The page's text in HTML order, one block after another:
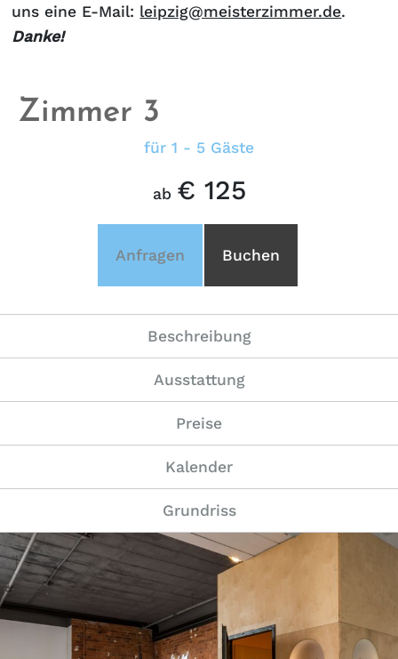
uns eine E-Mail: leipzig@meisterzimmer.de.
Danke!
Zimmer 3
für 1 - 5 Gäste
ab € 125
Anfragen Buchen
Beschreibung
Ausstattung
Preise
Kalender
Grundriss